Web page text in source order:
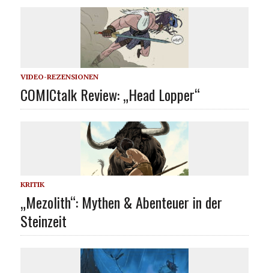
VIDEO-REZENSIONEN
COMICtalk Review: „Head Lopper“
KRITIK
„Mezolith“: Mythen & Abenteuer in der
Steinzeit